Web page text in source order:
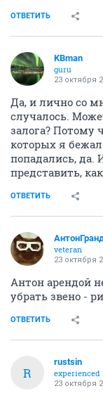
ОТВЕТИТЬ
KBman
guru
23 октября
Да, и лично со
случалось.
залога? Потому
которых я
попадались, да.
представить,
ОТВЕТИТЬ
veteran
23 октября
Антон арендой
убрать звено -
ОТВЕТИТЬ
R
rustsin
experienced
23 октября